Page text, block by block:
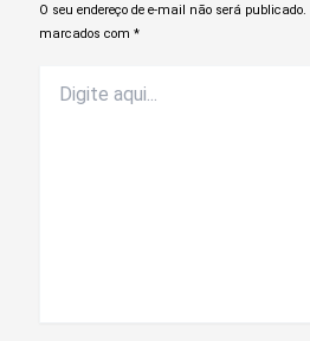
O seu endereço de e-mail não será publicado.
marcados com*
aqui...